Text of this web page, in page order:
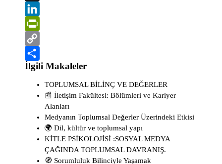
e
b
o
o
k
a
s
A
p
m
a
X
L
n
k
P
i
C
o
S
İlgili Makaleler
TOPLUMSAL BİLİNÇ VE DEĞERLER
📰 İletişim Fakültesi: Bölümleri ve Kariyer
Alanları
Medyanın Toplumsal Değerler Üzerindeki Etkisi
🌍 Dil, kültür ve toplumsal yapı
KİTLE PSİKOLOJİSİ :SOSYAL MEDYA
ÇAĞINDA TOPLUMSAL DAVRANIŞ.
🧭 Sorumluluk Bilinciyle Yaşamak